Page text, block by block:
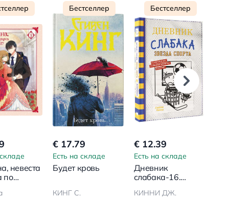
невеста
по
Бестселлер
€ 17.79
Есть на складе
Будет кровь
КИНГ С.
Бестселлер
€ 12.39
Есть на складе
Дневник
слабака-16.
КИННИ ДЖ.